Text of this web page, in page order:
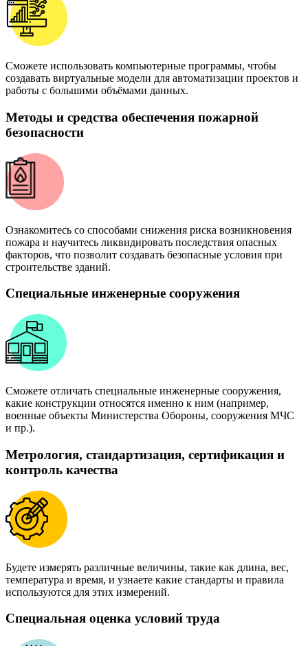
Сможете использовать компьютерные программы, чтобы
создавать виртуальные модели для автоматизации проектов и
работы с большими объёмами данных.
Методы и средства обеспечения пожарной
безопасности
Ознакомитесь со способами снижения риска возникновения
пожара и научитесь ликвидировать последствия опасных
факторов, что позволит создавать безопасные условия при
строительстве зданий.
Специальные инженерные сооружения
Сможете отличать специальные инженерные сооружения,
какие конструкции относятся именно к ним (например,
военные объекты Министерства Обороны, сооружения МЧС
и пр.).
Метрология, стандартизация, сертификация и
контроль качества
Будете измерять различные величины, такие как длина, вес,
температура и время, и узнаете какие стандарты и правила
используются для этих измерений.
Специальная оценка условий труда